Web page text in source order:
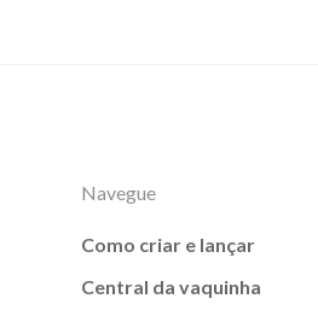
Navegue
Como criar e lançar
Central da vaquinha